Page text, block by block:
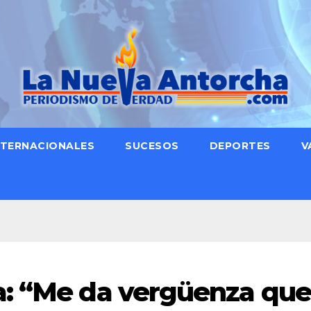
SUCESOS DEPORTES
“Me da vergüenza que